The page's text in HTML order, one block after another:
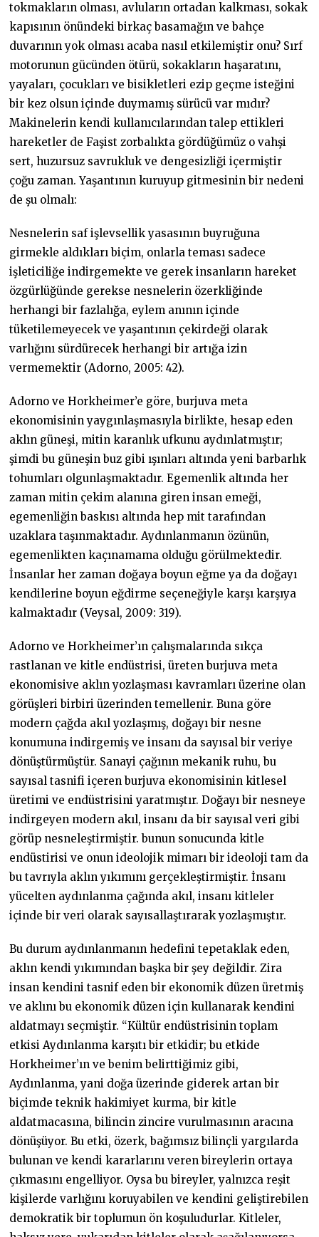
tokmakların olması, avluların ortadan kalkması, sokak
kapısının önündeki birkaç basamağın ve bahçe
duvarının yok olması acaba nasıl etkilemiştir onu? Sırf
motorunun gücünden ötürü, sokakların haşaratını,
yayaları, çocukları ve bisikletleri ezip geçme isteğini
bir kez olsun içinde duymamış sürücü var mıdır?
Makinelerin kendi kullanıcılarından talep ettikleri
hareketler de Faşist zorbalıkta gördüğümüz o vahşi
sert, huzursuz savrukluk ve dengesizliği içermiştir
çoğu zaman. Yaşantının kuruyup gitmesinin bir nedeni
de şu olmalı:
Nesnelerin saf işlevsellik yasasının buyruğuna
girmekle aldıkları biçim, onlarla teması sadece
işleticiliğe indirgemekte ve gerek insanların hareket
özgürlüğünde gerekse nesnelerin özerkliğinde
herhangi bir fazlalığa, eylem anının içinde
tüketilemeyecek ve yaşantının çekirdeği olarak
varlığını sürdürecek herhangi bir artığa izin
vermemektir (Adorno, 2005: 42).
Adorno ve Horkheimer’e göre, burjuva meta
ekonomisinin yaygınlaşmasıyla birlikte, hesap eden
aklın güneşi, mitin karanlık ufkunu aydınlatmıştır;
şimdi bu güneşin buz gibi ışınları altında yeni barbarlık
tohumları olgunlaşmaktadır. Egemenlik altında her
zaman mitin çekim alanına giren insan emeği,
egemenliğin baskısı altında hep mit tarafından
uzaklara taşınmaktadır. Aydınlanmanın özünün,
egemenlikten kaçınamama olduğu görülmektedir.
İnsanlar her zaman doğaya boyun eğme ya da doğayı
kendilerine boyun eğdirme seçeneğiyle karşı karşıya
kalmaktadır (Veysal, 2009: 319).
Adorno ve Horkheimer’ın çalışmalarında sıkça
rastlanan ve kitle endüstrisi, üreten burjuva meta
ekonomisive aklın yozlaşması kavramları üzerine olan
görüşleri birbiri üzerinden temellenir. Buna göre
modern çağda akıl yozlaşmış, doğayı bir nesne
konumuna indirgemiş ve insanı da sayısal bir veriye
dönüştürmüştür. Sanayi çağının mekanik ruhu, bu
sayısal tasnifi içeren burjuva ekonomisinin kitlesel
üretimi ve endüstrisini yaratmıştır. Doğayı bir nesneye
indirgeyen modern akıl, insanı da bir sayısal veri gibi
görüp nesneleştirmiştir. bunun sonucunda kitle
endüstirisi ve onun ideolojik mimarı bir ideoloji tam da
bu tavrıyla aklın yıkımını gerçekleştirmiştir. İnsanı
yücelten aydınlanma çağında akıl, insanı kitleler
içinde bir veri olarak sayısallaştırarak yozlaşmıştır.
Bu durum aydınlanmanın hedefini tepetaklak eden,
aklın kendi yıkımından başka bir şey değildir. Zira
insan kendini tasnif eden bir ekonomik düzen üretmiş
ve aklını bu ekonomik düzen için kullanarak kendini
aldatmayı seçmiştir. “Kültür endüstrisinin toplam
etkisi Aydınlanma karşıtı bir etkidir; bu etkide
Horkheimer’ın ve benim belirttiğimiz gibi,
Aydınlanma, yani doğa üzerinde giderek artan bir
biçimde teknik hakimiyet kurma, bir kitle
aldatmacasına, bilincin zincire vurulmasının aracına
dönüşüyor. Bu etki, özerk, bağımsız bilinçli yargılarda
bulunan ve kendi kararlarını veren bireylerin ortaya
çıkmasını engelliyor. Oysa bu bireyler, yalnızca reşit
kişilerde varlığını koruyabilen ve kendini geliştirebilen
demokratik bir toplumun ön koşuludurlar. Kitleler,